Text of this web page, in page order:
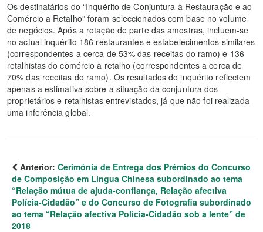
Os destinatários do “Inquérito de Conjuntura à Restauração e ao
Comércio a Retalho” foram seleccionados com base no volume
de negócios. Após a rotação de parte das amostras, incluem-se
no actual inquérito 186 restaurantes e estabelecimentos similares
(correspondentes a cerca de 53% das receitas do ramo) e 136
retalhistas do comércio a retalho (correspondentes a cerca de
70% das receitas do ramo). Os resultados do inquérito reflectem
apenas a estimativa sobre a situação da conjuntura dos
proprietários e retalhistas entrevistados, já que não foi realizada
uma inferência global.
Anterior: Cerimónia de Entrega dos Prémios do Concurso
de Composição em Língua Chinesa subordinado ao tema
“Relação mútua de ajuda-confiança, Relação afectiva
Polícia-Cidadão” e do Concurso de Fotografia subordinado
ao tema “Relação afectiva Polícia-Cidadão sob a lente” de
2018